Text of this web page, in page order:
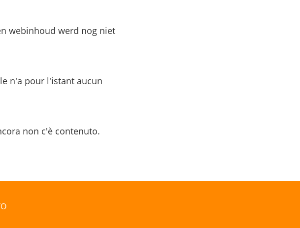
webinhoud werd nog niet
n'a pour l'istant aucun
non c'è contenuto.